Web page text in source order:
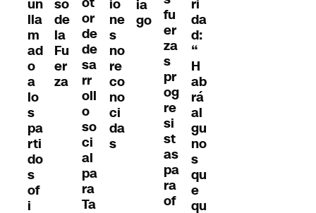
un
lla
m
ad
o
a
lo
s
pa
rti
do
s
of
i
so
de
la
Fu
er
za
or
de
de
sa
rr
oll
o
so
ci
al
pa
ra
Ta
io
ne
s
no
re
co
no
ci
da
s
ia
go
fu
er
za
s
pr
og
re
si
st
as
pa
ra
of
ri
da
d:
“
H
ab
rá
al
gu
no
s
qu
e
qu